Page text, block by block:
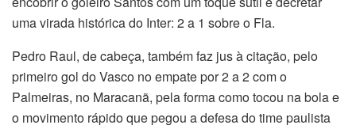
uma virada histórica do Inter: 2 a 1 sobre o Fla.
Pedro Raul, de cabeça, também faz jus à citação, pelo
primeiro gol do Vasco no empate por 2 a 2 com o
Palmeiras, no Maracanã, pela forma como tocou na bola e
o movimento rápido que pegou a defesa do time paulista